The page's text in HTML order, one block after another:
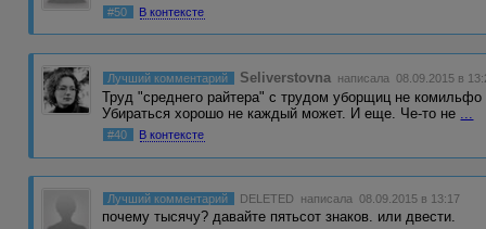
#50 В контексте
Лучший комментарий Seliverstovna написала 08.09.2015 в
Труд "среднего райтера" с трудом уборщиц не
Убираться хорошо не каждый может. И еще. Че-то не
#40 В контексте
Лучший комментарий DELETED написала 08.09.2015 в 13:17
почему тысячу? давайте пятьсот знаков. или двести.